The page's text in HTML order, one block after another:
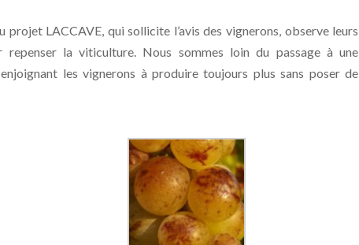
projet LACCAVE, qui sollicite l’avis des vignerons, observe leurs
repenser la viticulture. Nous sommes loin du passage à une
les vignerons à produire toujours plus sans poser de